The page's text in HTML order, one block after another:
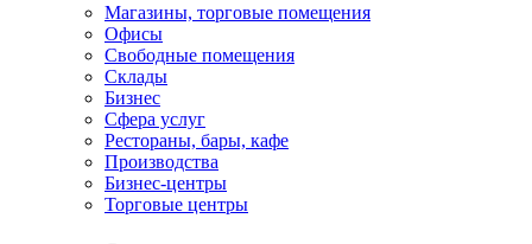
Магазины, торговые помещения
Офисы
Свободные помещения
Склады
Бизнес
Сфера услуг
Рестораны, бары, кафе
Производства
Бизнес-центры
Торговые центры